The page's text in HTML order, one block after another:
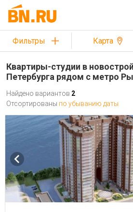
Фильтры Карта
Квартиры-студии в
Петербурга рядом с метро
Найдено вариантов 2
Отсортированы по убыванию даты